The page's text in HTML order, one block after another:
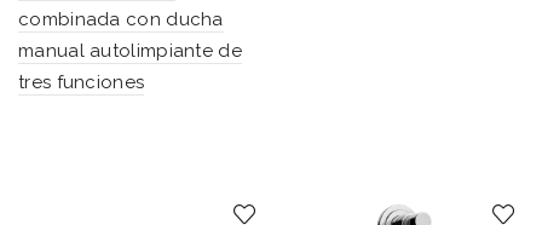
combinada con ducha
manual autolimpiante de
tres funciones